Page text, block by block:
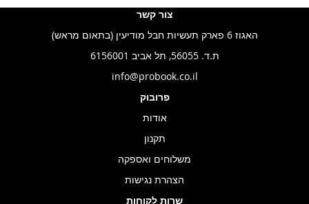
צור קשר
האגוז 6 פארק תעשיות חבל מודיעין (בתאום מראש)
ת.ד. 56055, תל אביב 6156001
info@probook.co.il
פרובוק
אודות
תקנון
משלוחים ואספקה
הצהרת נגישות
שרות לקוחות